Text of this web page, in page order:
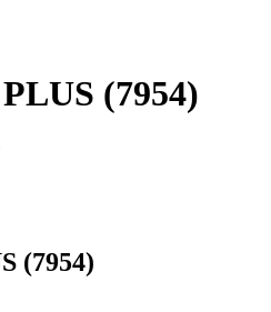
(7954)
(7954)